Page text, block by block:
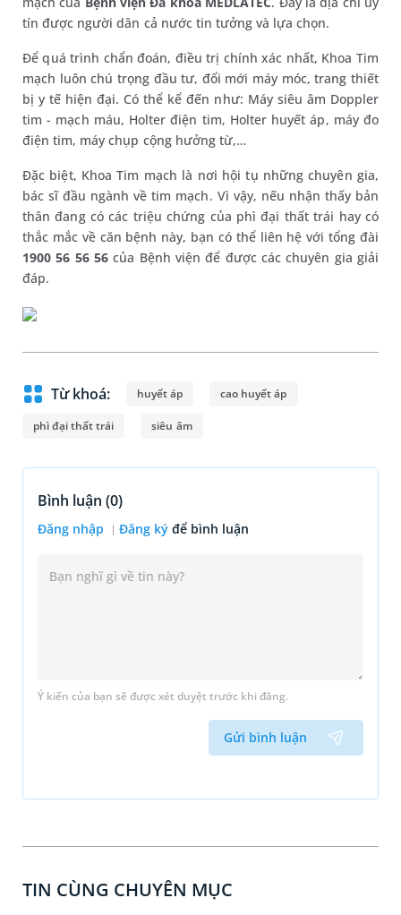
tín được người dân cả nước tin tưởng và lựa chọn.
Để quá trình chẩn đoán, điều trị chính xác nhất, Khoa Tim
mạch luôn chú trọng đầu tư, đổi mới máy móc, trang thiết
bị y tế hiện đại. Có thể kể đến như: Máy siêu âm Doppler
tim - mạch máu, Holter điện tim, Holter huyết áp, máy đo
điện tim, máy chụp cộng hưởng từ,…
Đặc biệt, Khoa Tim mạch là nơi hội tụ những chuyên gia,
bác sĩ đầu ngành về tim mạch. Vì vậy, nếu nhận thấy bản
thân đang có các triệu chứng của phì đại thất trái hay có
thắc mắc về căn bệnh này, bạn có thể liên hệ với tổng đài
1900 56 56 56của Bệnh viện để được các chuyên gia giải
đáp.
Từ khoá: huyết áp cao huyết áp
phì đại thất trái siêu âm
Bình luận (0)
Đăng nhập Đăng ký để bình luận
Ý kiến của bạn sẽ được xét duyệt trước khi đăng.
Gửi bình luận
TIN CÙNG CHUYÊN MỤC